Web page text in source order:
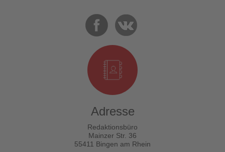
Adresse
Redaktionsbüro
Mainzer Str. 36
55411 Bingen am Rhein